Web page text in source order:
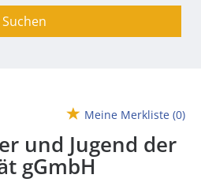
Suchen
Meine Merkliste (0)
und Jugend der
gGmbH